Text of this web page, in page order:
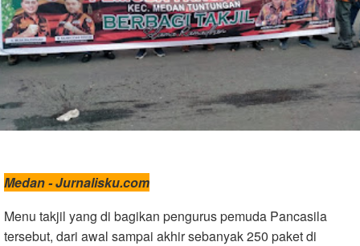
Medan - Jurnalisku.com
Menu takjil yang di bagikan pengurus pemuda Pancasila
tersebut, dari awal sampai akhir sebanyak 250 paket di